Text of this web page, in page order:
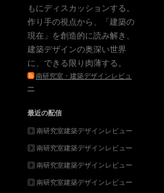
もにディスカッションする。
作り手の視点から、「建築の
現在」を創造的に読み解き、
建築デザインの奥深い世界
に、できる限り肉薄する。
南研究室・建築デザインレビュ
ー
最近の配信
南研究室建築デザインレビュー
南研究室建築デザインレビュー
南研究室建築デザインレビュー
南研究室建築デザインレビュー